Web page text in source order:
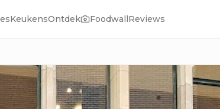
KeukensOntdek FoodwallReviews